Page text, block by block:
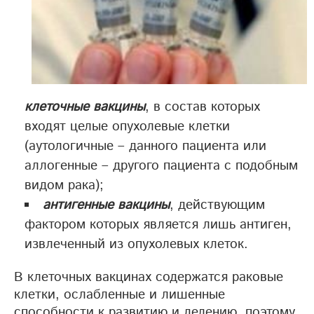
клеточные вакцины, в состав которых
входят целые опухолевые клетки
(аутологичные – данного пациента или
аллогенные – другого пациента с подобным
видом рака);
антигенные вакцины, действующим
фактором которых является лишь антиген,
извлеченный из опухолевых клеток.
В клеточных вакцинах содержатся раковые
клетки, ослабленные и лишенные